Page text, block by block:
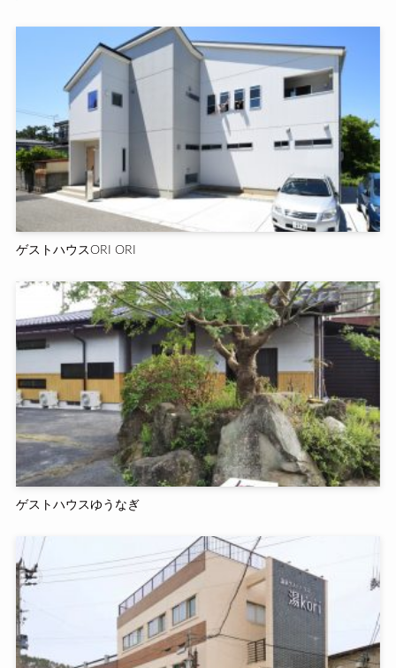
ゲストハウスORI ORI
ゲストハウスゆうなぎ